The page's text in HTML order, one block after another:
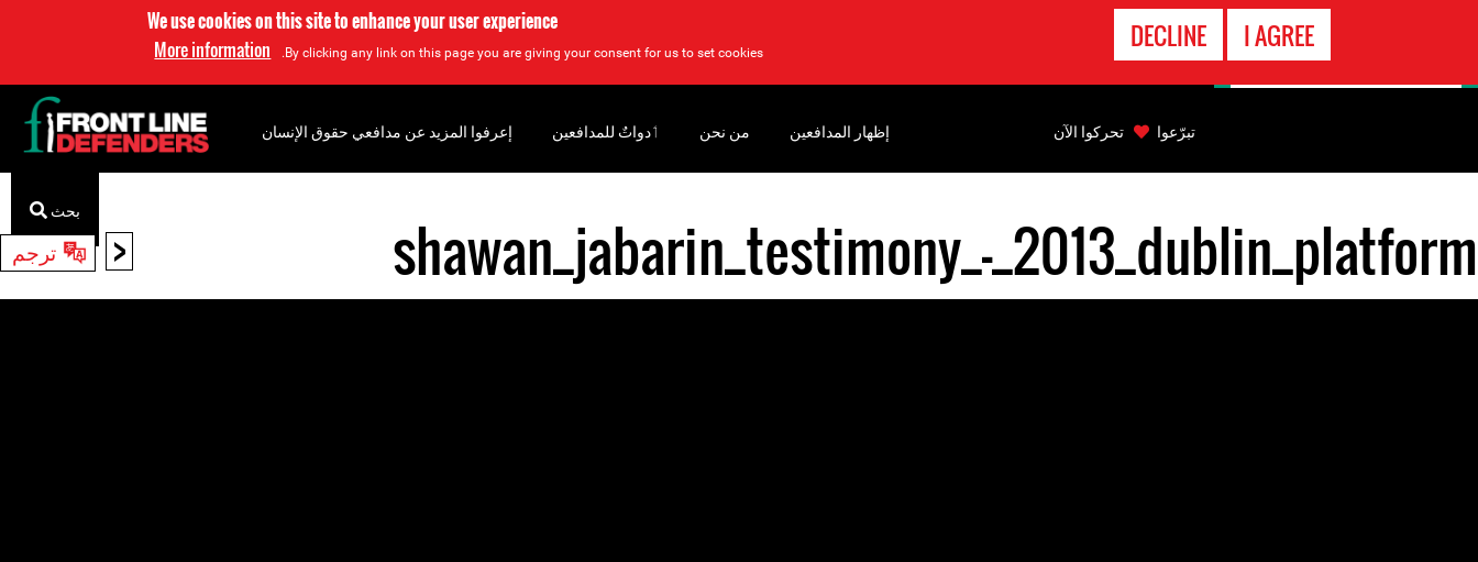
We use cookies on this site to enhance your user experience
By clicking any link on this page you are giving your consent for us to set cookies.
More information I AGREE
DECLINE
< ترجم
to
top
shawan_jabarin_testimony_-_2013_dublin_platform
إعرفوا المزيد عن مدافعي حقوق الإنسان ‏ٲدواتٌ للمدافعين من نحن إظهار المدافعين
بحث
تبرّعوا تحركوا الآن
الاتصال
بالطوارىء